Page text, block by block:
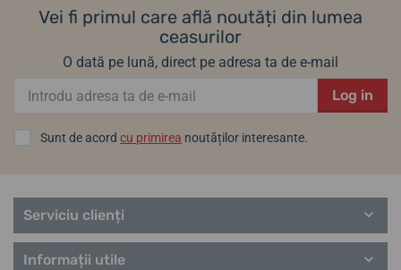
Vei fi primul care află noutăți din lumea
ceasurilor
O dată pe lună, direct pe adresa ta de e-mail
Log in
Sunt de acord cu primirea noutăților interesante.
Serviciu clienți
Informații utile